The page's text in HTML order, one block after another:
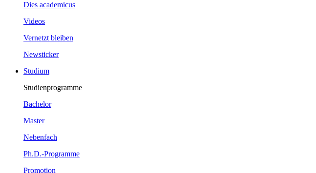
Dies academicus
Videos
Vernetzt bleiben
Newsticker
Studium
Studienprogramme
Bachelor
Master
Nebenfach
Ph.D.-Programme
Promotion